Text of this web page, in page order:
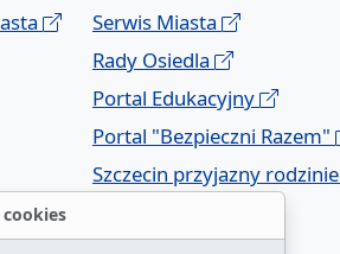
Serwis Miasta
Rady Osiedla
Portal Edukacyjny
Portal "Bezpieczni Razem"
Szczecin przyjazny rodzinie